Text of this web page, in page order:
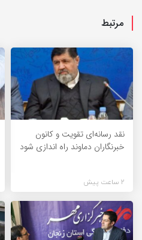
مرتبط
نقد رسانه‌ای تقویت و کانون
خبرنگاران دماوند راه اندازی شود
2 ساعت پیش